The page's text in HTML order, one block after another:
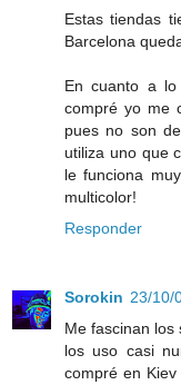
Estas tiendas
Barcelona
En cuanto a
compré yo me
pues no son
utiliza uno que
le funciona
multicolor!
Responder
Sorokin 23/10/
Me fascinan los
los uso casi
compré en